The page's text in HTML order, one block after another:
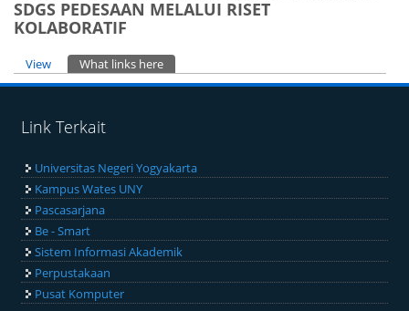
SDGS PEDESAAN MELALUI RISET
KOLABORATIF
Primary tabs
View What links here
Link Terkait
Universitas Negeri Yogyakarta
Kampus Wates UNY
Pascasarjana
Be - Smart
Sistem Informasi Akademik
Perpustakaan
Pusat Komputer